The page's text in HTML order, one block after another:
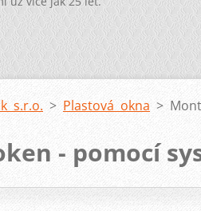
s.r.o. > Plastová okna >
- pomocí